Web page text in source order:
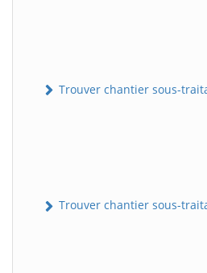
Trouver chantier sous-
Trouver chantier sous-